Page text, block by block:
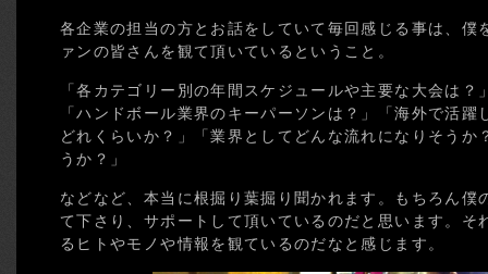
各企業の担当の方とお話をしていて毎回感じる事は、僕
ァンの皆さんを観て頂いているということ。
「各カテゴリー別の年間スケジュールや主要な大会は
「ハンドボール業界のキーパーソンは？」「海外で活
どれくらいか？」「業界としてどんな流れになりそうか
うか？」
などなど、本当に根掘り葉掘り聞かれます。もちろん僕
て下さり、サポートして頂いているのだと思います。そ
るヒトやモノや情報を観ているのだなと感じます。